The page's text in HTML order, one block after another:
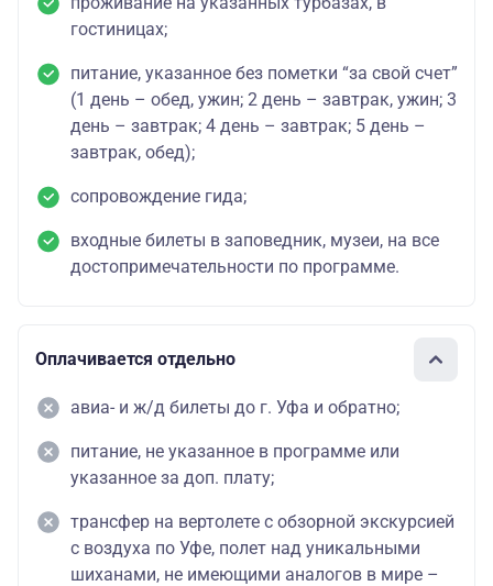
гостиницах;
питание, указанное без пометки “за свой счет”
(1 день – обед, ужин; 2 день – завтрак, ужин; 3
день – завтрак; 4 день – завтрак; 5 день –
завтрак, обед);
сопровождение гида;
входные билеты в заповедник, музеи, на все
достопримечательности по программе.
Оплачивается отдельно
авиа- и ж/д билеты до г. Уфа и обратно;
питание, не указанное в программе или
указанное за доп. плату;
трансфер на вертолете с обзорной экскурсией
с воздуха по Уфе, полет над уникальными
шиханами, не имеющими аналогов в мире –